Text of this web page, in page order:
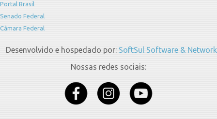
Portal Brasil
Senado Federal
Câmara Federal
Desenvolvido e hospedado por: SoftSul Software & Network
Nossas redes sociais: